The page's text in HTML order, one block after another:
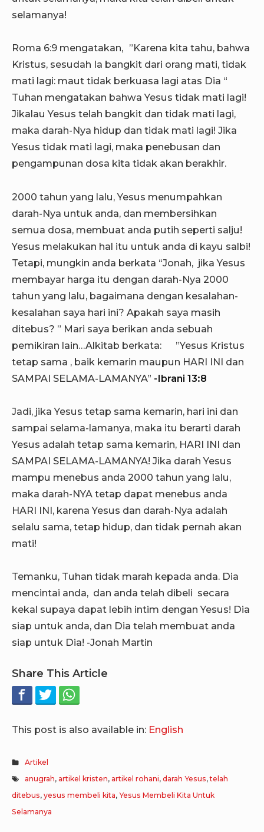
selamanya!
Roma 6:9 mengatakan, ”Karena kita tahu, bahwa
Kristus, sesudah Ia bangkit dari orang mati, tidak
mati lagi: maut tidak berkuasa lagi atas Dia “
Tuhan mengatakan bahwa Yesus tidak mati lagi!
Jikalau Yesus telah bangkit dan tidak mati lagi,
maka darah-Nya hidup dan tidak mati lagi! Jika
Yesus tidak mati lagi, maka penebusan dan
pengampunan dosa kita tidak akan berakhir.
2000 tahun yang lalu, Yesus menumpahkan
darah-Nya untuk anda, dan membersihkan
semua dosa, membuat anda putih seperti salju!
Yesus melakukan hal itu untuk anda di kayu salbi!
Tetapi, mungkin anda berkata “Jonah, jika Yesus
membayar harga itu dengan darah-Nya 2000
tahun yang lalu, bagaimana dengan kesalahan-
kesalahan saya hari ini? Apakah saya masih
ditebus? ” Mari saya berikan anda sebuah
pemikiran lain…Alkitab berkata: ”Yesus Kristus
tetap sama , baik kemarin maupun HARI INI dan
SAMPAI SELAMA-LAMANYA” -Ibrani 13:8
Jadi, jika Yesus tetap sama kemarin, hari ini dan
sampai selama-lamanya, maka itu berarti darah
Yesus adalah tetap sama kemarin, HARI INI dan
SAMPAI SELAMA-LAMANYA! Jika darah Yesus
mampu menebus anda 2000 tahun yang lalu,
maka darah-NYA tetap dapat menebus anda
HARI INI, karena Yesus dan darah-Nya adalah
selalu sama, tetap hidup, dan tidak pernah akan
mati!
Temanku, Tuhan tidak marah kepada anda. Dia
mencintai anda, dan anda telah dibeli secara
kekal supaya dapat lebih intim dengan Yesus! Dia
siap untuk anda, dan Dia telah membuat anda
siap untuk Dia! -Jonah Martin
Share This Article
This post is also available in: English
Artikel
anugrah, artikel kristen, artikel rohani,darah Yesus,telah
ditebus, yesus membeli kita, Yesus Membeli Kita Untuk
Selamanya